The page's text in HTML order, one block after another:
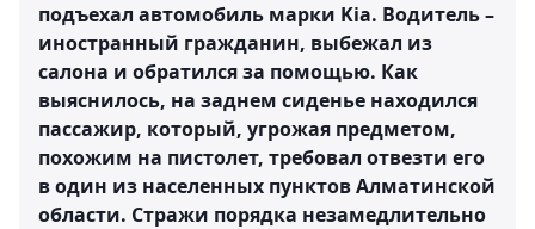
подъехал автомобиль марки Kia. Водитель –
иностранный гражданин, выбежал из
салона и обратился за помощью. Как
выяснилось, на заднем сиденье находился
пассажир, который, угрожая предметом,
похожим на пистолет, требовал отвезти его
в один из населенных пунктов Алматинской
области. Стражи порядка незамедлительно